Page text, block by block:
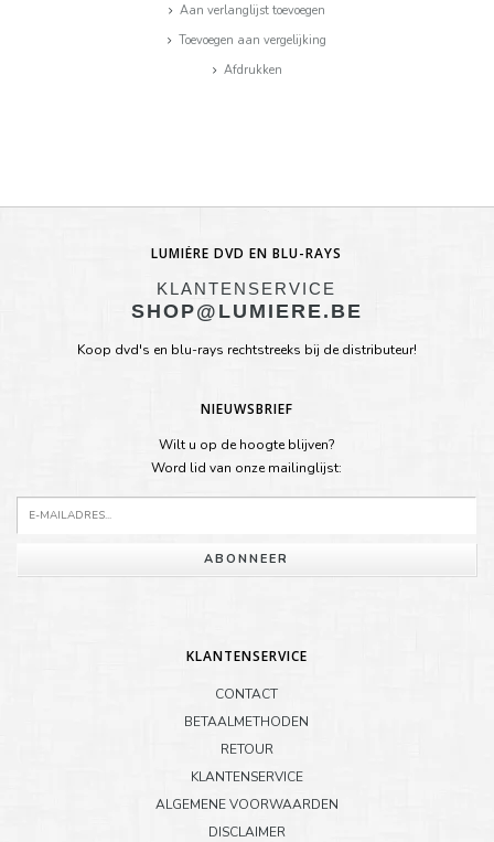
Aan verlanglijst toevoegen
Toevoegen aan vergelijking
Afdrukken
LUMIÈRE DVD EN BLU-RAYS
KLANTENSERVICE
SHOP@LUMIERE.BE
Koop dvd's en blu-rays rechtstreeks bij de distributeur!
NIEUWSBRIEF
Wilt u op de hoogte blijven?
Word lid van onze mailinglijst:
ABONNEER
KLANTENSERVICE
CONTACT
BETAALMETHODEN
RETOUR
KLANTENSERVICE
ALGEMENE VOORWAARDEN
DISCLAIMER